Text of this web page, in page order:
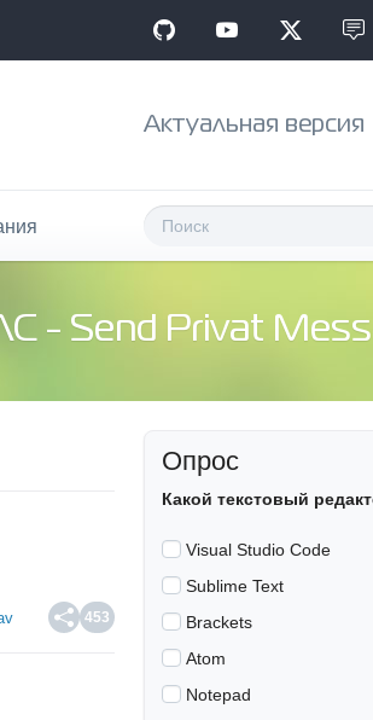
Aктуальная версия
- Send Privat
453
Опрос
Какой текстовый
Visual Studio Code
Sublime Text
Brackets
Atom
Notepad